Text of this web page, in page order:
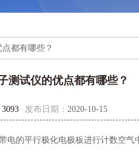
都有哪些？
测试仪的优点都有哪些？
3093 发布日期： 2020-10-15
电的平行极化电极板进行计数空